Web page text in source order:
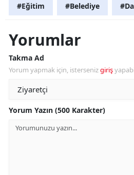
#Eğitim #Belediye
Yorumlar
Takma Ad
Yorum yapmak için, istersenizgiriş
Yorum Yazın (500 Karakter)